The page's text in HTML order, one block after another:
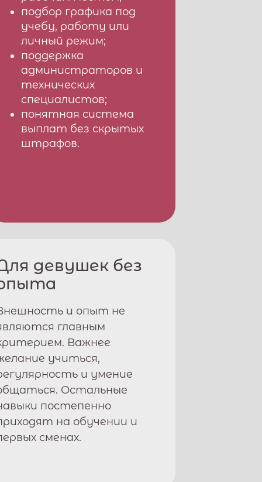
подбор графика под
учебу, работу или
личный режим;
поддержка
администраторов и
технических
специалистов;
понятная система
выплат без скрытых
штрафов.
девушек без
и опыт не
главным
Важнее
учиться,
и умение
Остальные
постепенно
на обучении и
сменах.